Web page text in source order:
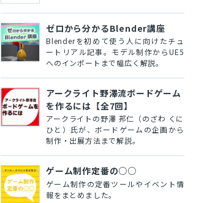
ゼロから分かるBlender講座
Blenderを初めて使う人に向けたチュ
ートリアル記事。モデル制作からUE5
へのインポートまで幅広く解説。
アークライト野澤流ボードゲーム
を作るには【全7回】
アークライトの野澤 邦仁（のざわ くに
ひと）氏が、ボードゲームの企画から
制作・出展方法まで解説。
ゲーム制作定番の○○
ゲーム制作の定番ツールやイベント情
報をまとめました。